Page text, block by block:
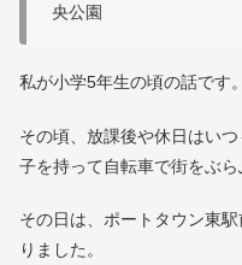
央公園
私が小学5年生の頃の話です。
その頃、放課後や休日はい
子を持って自転車で街をぶら
その日は、ポートタウン東
りました。